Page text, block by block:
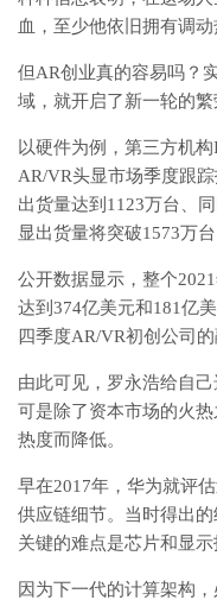
血，至少他依旧拥有调动
但AR创业真的容易吗？
域，就开启了新一轮的繁
以硬件为例，第三方机
AR/VR头显市场季度跟
出货量达到1123万台、
显出货量将突破1573万
公开数据显示，整个
达到374亿美元和181亿
四季度AR/VR初创公司
由此可见，罗永浩给自
可是除了资本市场的火
热度而降低。
早在2017年，华为就评
供应链细节。当时得出
关键的难点是芯片和显示
因为下一代的计算架构